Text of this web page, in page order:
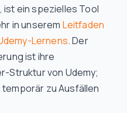
ist ein spezielles Tool
in unserem Leitfaden
Lernens. Der
ist ihre
Struktur von Udemy;
zu Ausfällen